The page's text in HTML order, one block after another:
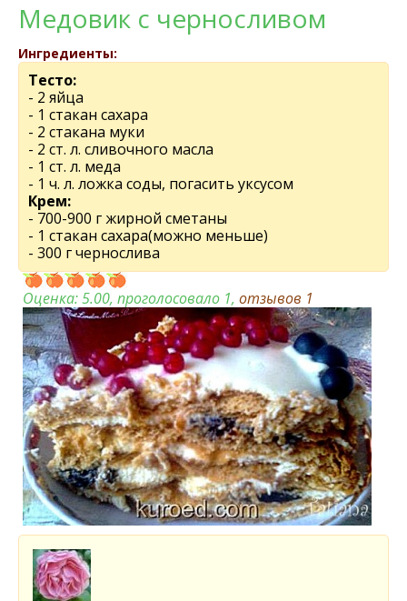
Медовик с черносливом
Ингредиенты:
Тесто:
- 2 яйца
- 1 стакан сахара
- 2 стакана муки
- 2 ст. л. сливочного масла
- 1 ст. л. меда
- 1 ч. л. ложка соды, погасить уксусом
Крем:
- 700-900 г жирной сметаны
- 1 стакан сахара(можно меньше)
- 300 г чернослива
Оценка:5.00, проголосовало 1, отзывов 1